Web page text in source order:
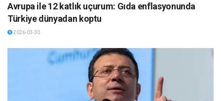
Avrupa ile 12 katlık uçurum: Gıda enflasyonunda
Türkiye dünyadan koptu
2026-03-30